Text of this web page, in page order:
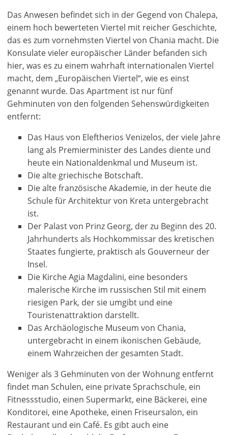
Das Anwesen befindet sich in der Gegend von Chalepa,
einem hoch bewerteten Viertel mit reicher Geschichte,
das es zum vornehmsten Viertel von Chania macht. Die
Konsulate vieler europäischer Länder befanden sich
hier, was es zu einem wahrhaft internationalen Viertel
macht, dem „Europäischen Viertel“, wie es einst
genannt wurde. Das Apartment ist nur fünf
Gehminuten von den folgenden Sehenswürdigkeiten
entfernt:
Das Haus von Eleftherios Venizelos, der viele Jahre
lang als Premierminister des Landes diente und
heute ein Nationaldenkmal und Museum ist.
Die alte griechische Botschaft.
Die alte französische Akademie, in der heute die
Schule für Architektur von Kreta untergebracht
ist.
Der Palast von Prinz Georg, der zu Beginn des 20.
Jahrhunderts als Hochkommissar des kretischen
Staates fungierte, praktisch als Gouverneur der
Insel.
Die Kirche Agia Magdalini, eine besonders
malerische Kirche im russischen Stil mit einem
riesigen Park, der sie umgibt und eine
Touristenattraktion darstellt.
Das Archäologische Museum von Chania,
untergebracht in einem ikonischen Gebäude,
einem Wahrzeichen der gesamten Stadt.
Weniger als 3 Gehminuten von der Wohnung entfernt
findet man Schulen, eine private Sprachschule, ein
Fitnessstudio, einen Supermarkt, eine Bäckerei, eine
Konditorei, eine Apotheke, einen Friseursalon, ein
Restaurant und ein Café. Es gibt auch eine
Währung
Einheiten
EUR €
USD - $
GBP - £
m/km/m²
ft/mi/ft²
Speichern
English
Ελληνικά
Français
Deutsch
Anmelden
Verb
diese
Funktionalität
nutzen
Noch
Konto
haben?
registrieren!
finden
Sie
alle
Ihre
Vorteile